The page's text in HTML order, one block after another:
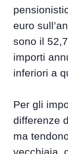
euro
sono il
importi
inferiori a
Per gli
differenze
ma